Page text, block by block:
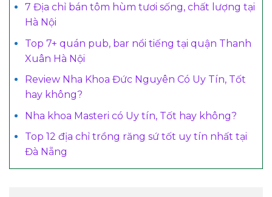
7 Địa chỉ bán tôm hùm tươi sống, chất lượng tại
Hà Nội
Top 7+ quán pub, bar nổi tiếng tại quận Thanh
Xuân Hà Nội
Review Nha Khoa Đức Nguyên Có Uy Tín, Tốt
hay không?
Nha khoa Masteri có Uy tín, Tốt hay không?
Top 12 địa chỉ trồng răng sứ tốt uy tín nhất tại
Đà Nẵng